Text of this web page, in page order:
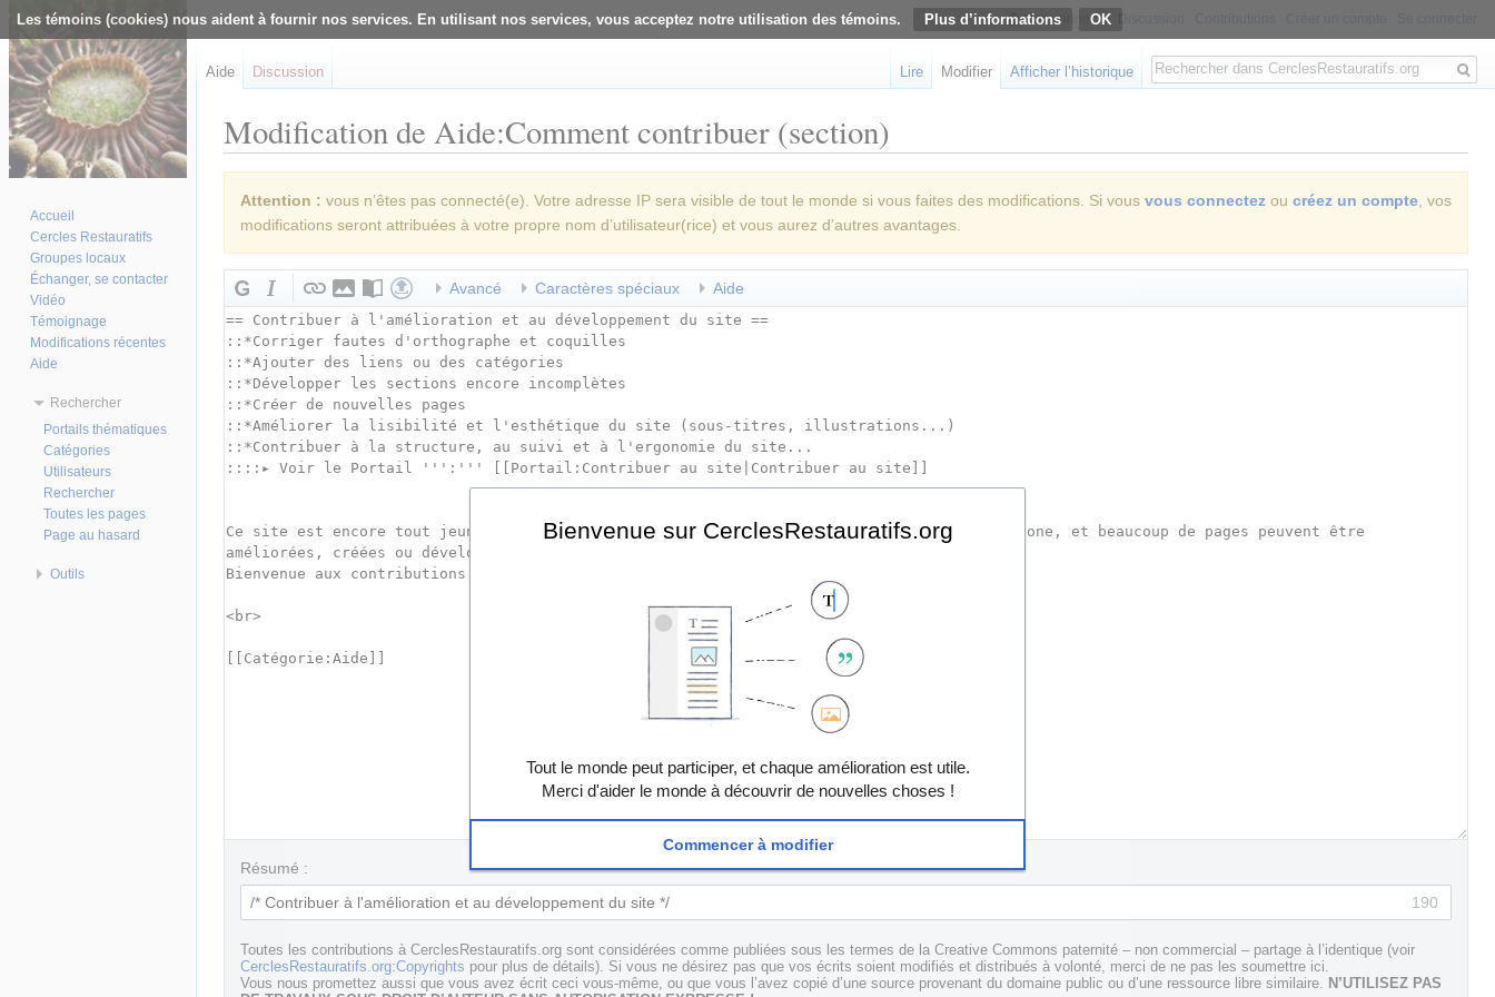
Les témoins (cookies) nous aident à fournir nos services. En utilisant nos services, vous acceptez notre utilisation des témoins. Plus d’informations
Modification de Aide:Comment contribuer (section)
Attention : vous n’êtes pas connecté(e). Votre adresse IP sera visible de tout le monde si vous faites des modifications. Si vous vous connectez ou créez un compte, vos
modifications seront attribuées à votre propre nom d’utilisateur(rice) et vous aurez d’autres avantages.
Avancé Caractères spéciaux Aide
Résumé :
190
Toutes les contributions à CerclesRestauratifs.org sont considérées comme publiées sous les termes de la Creative Commons paternité – non commercial – partage à l’identique (voir
CerclesRestauratifs.org:Copyrights pour plus de détails). Si vous ne désirez pas que vos écrits soient modifiés et distribués à volonté, merci de ne pas les soumettre ici.
Vous nous promettez aussi que vous avez écrit ceci vous-même, ou que vous l’avez copié d’une source provenant du domaine public ou d’une ressource libre similaire. N’UTILISEZ PAS
Non connecté
Aide Discussion Lire Modifier Afficher l’historique
Rechercher
Accueil
Cercles Restauratifs
Groupes locaux
Échanger, se contacter
Vidéo
Témoignage
Modifications récentes
Aide
Rechercher
Portails thématiques
Catégories
Utilisateurs
Rechercher
Toutes les pages
Page au hasard
Outils
Bienvenue sur CerclesRestauratifs.org
Tout le monde peut participer, et chaque amélioration est utile.
Merci d'aider le monde à découvrir de nouvelles choses !
Commencer à modifier